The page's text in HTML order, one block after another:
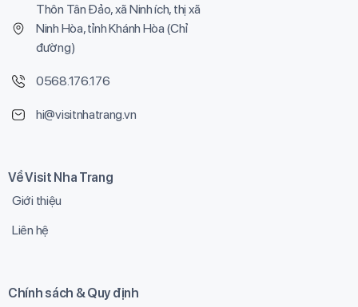
Thôn Tân Đảo, xã Ninh ích, thị xã
Ninh Hòa, tỉnh Khánh Hòa (Chỉ
đường)
0568.176.176
hi@visitnhatrang.vn
Về Visit Nha Trang
Giới thiệu
Liên hệ
Chính sách & Quy định